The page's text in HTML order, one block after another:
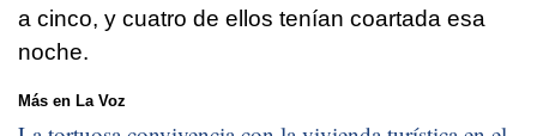
a cinco, y cuatro de ellos tenían coartada esa
noche.
Más en La Voz